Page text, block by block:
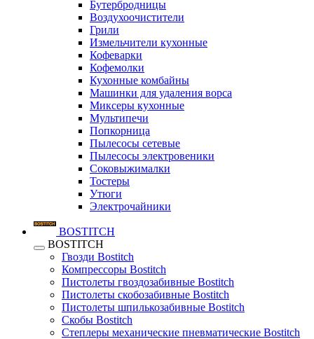
Бутербродницы
Воздухоочистители
Грили
Измельчители кухонные
Кофеварки
Кофемолки
Кухонные комбайны
Машинки для удаления ворса
Миксеры кухонные
Мультипечи
Попкорница
Пылесосы сетевые
Пылесосы электровеники
Соковыжималки
Тостеры
Утюги
Электрочайники
BOSTITCH
BOSTITCH
Гвозди Bostitch
Компрессоры Bostitch
Пистолеты гвоздозабивные Bostitch
Пистолеты скобозабивные Bostitch
Пистолеты шпилькозабивные Bostitch
Скобы Bostitch
Степлеры механические пневматические Bostitch